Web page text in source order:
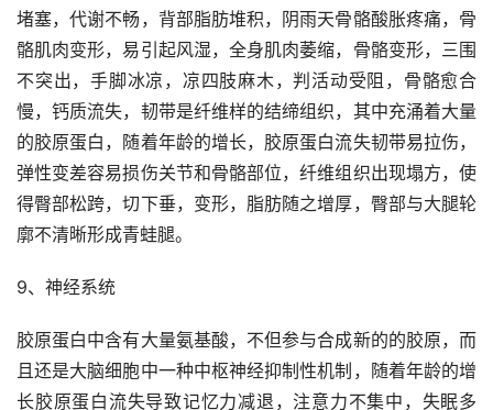
堵塞，代谢不畅，背部脂肪堆积，阴雨天骨骼酸胀疼痛，骨
骼肌肉变形，易引起风湿，全身肌肉萎缩，骨骼变形，三围
不突出，手脚冰凉，凉四肢麻木，判活动受阻，骨骼愈合
慢，钙质流失，韧带是纤维样的结缔组织，其中充涌着大量
的胶原蛋白，随着年龄的增长，胶原蛋白流失韧带易拉伤，
弹性变差容易损伤关节和骨骼部位，纤维组织出现塌方，使
得臀部松跨，切下垂，变形，脂肪随之增厚，臀部与大腿轮
廓不清晰形成青蛙腿。
9、神经系统
胶原蛋白中含有大量氨基酸，不但参与合成新的的胶原，而
且还是大脑细胞中一种中枢神经抑制性机制，随着年龄的增
长胶原蛋白流失导致记忆力减退，注意力不集中，失眠多